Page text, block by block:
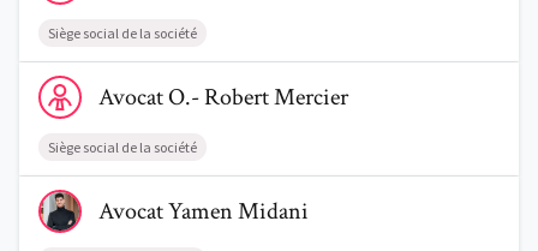
Siège social de la société
Voir le profil de AvocatO.- Robert Mercier
AvocatO.- RobertMercier
Siège social de la société
Voir le profil de AvocatYamen Midani
AvocatYamenMidani